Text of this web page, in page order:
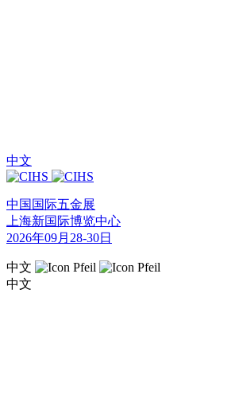
中文
中国国际五金展
上海新国际博览中心
2026年09月28-30日
中文
中文